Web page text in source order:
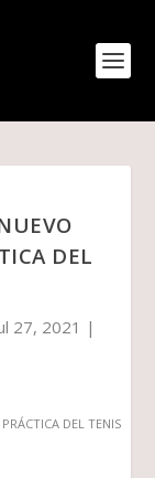
DEL
27, 2021 |